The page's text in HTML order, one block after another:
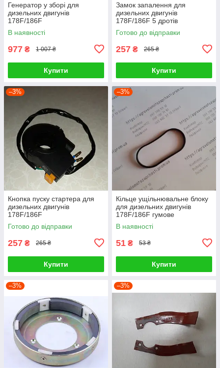
Генератор у зборі для
дизельних двигунів
178F/186F
В наявності
977 ₴ 1 007 ₴
Купити
Замок запалення для
дизельних двигунів
178F/186F 5 дротів
Готово до відправки
257 ₴ 265 ₴
Купити
–3%
Кнопка пуску стартера для
дизельних двигунів
178F/186F
Готово до відправки
257 ₴ 265 ₴
Купити
–3%
Кільце ущільнювальне блоку
для дизельних двигунів
178F/186F гумове
В наявності
51 ₴ 53 ₴
Купити
–3% –3%